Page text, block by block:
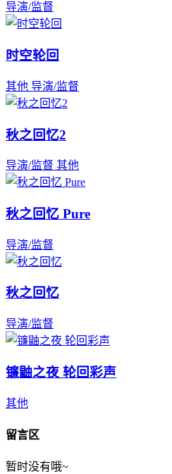
导演/监督
时空轮回
其他 导演/监督
秋之回忆2
导演/监督 其他
秋之回忆 Pure
导演/监督
秋之回忆
导演/监督
镰鼬之夜 轮回彩声
其他
留言区
暂时没有哦~